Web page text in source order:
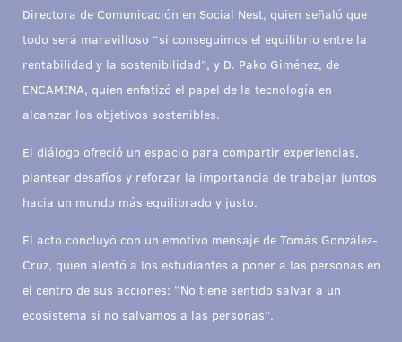
Directora de Comunicación en Social Nest, quien señaló que
todo será maravilloso “si conseguimos el equilibrio entre la
rentabilidad y la sostenibilidad”, y D. Pako Giménez, de
ENCAMINA, quien enfatizó el papel de la tecnología en
alcanzar los objetivos sostenibles.
El diálogo ofreció un espacio para compartir experiencias,
plantear desafíos y reforzar la importancia de trabajar juntos
hacia un mundo más equilibrado y justo.
El acto concluyó con un emotivo mensaje de Tomás González-
Cruz, quien alentó a los estudiantes a poner a las personas en
el centro de sus acciones: “No tiene sentido salvar a un
ecosistema si no salvamos a las personas”.